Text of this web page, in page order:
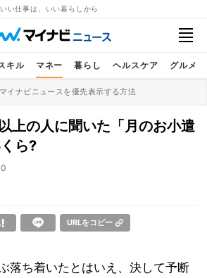
いい仕事は、いい暮らしから
キル マネー 暮らし ヘルスケア グルメ
イナビニュースを優先表示する方法
上の人に聞いた「月のお小遣
ら?
URLをコピー
落ち着いたとはいえ、決して予断